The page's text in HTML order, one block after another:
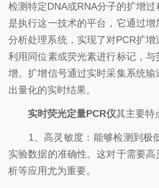
检测特定DNA或RNA分子的扩增
是执行这一技术的平台，它通过
分析处理系统，实现了对PCR扩
利用同位素或荧光素进行标记，
增。扩增信号通过实时采集系统
出量化的实时结果。
实时荧光定量PCR仪其主要特
1、高灵敏度：能够检测到极
实验数据的准确性。这对于需要
析等应用尤为重要。